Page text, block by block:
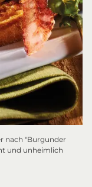
nach "Burgunder
und unheimlich